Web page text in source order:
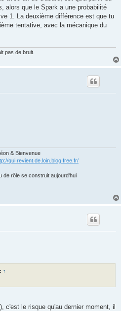
alors que le Spark a une probabilité
1. La deuxième différence est que tu
tentative, avec la mécanique du
pas de bruit.
& Bienvenue
qui.revient.de.loin.blog.free.fr/
de rôle se construit aujourd'hui
↑
c'est le risque qu'au dernier moment, il